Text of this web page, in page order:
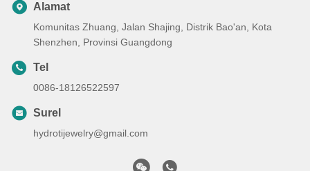
Alamat
Komunitas Zhuang, Jalan Shajing, Distrik Bao'an, Kota
Shenzhen, Provinsi Guangdong
Tel
0086-18126522597
Surel
hydrotijewelry@gmail.com